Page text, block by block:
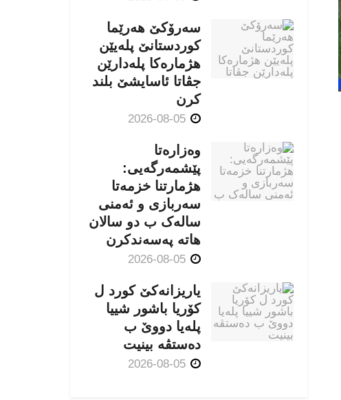
سەرۆکێ هەرێما
کوردستانێ پلەیێن
هژمارەكا پلەدارێن
جڤاتا ئاسایشێ بلند
كرن
وەزارەتا
پێشمەرگەیی:
هژمارتنا خزمەتا
سەربازی و ئەمنی
سالەک ب دو سالان
هاتە پەسەندكرن
یاریزانەكێ کورد ل
کۆریا باشور شییا
پلەیا دووێ ب
دەستڤە بینیت